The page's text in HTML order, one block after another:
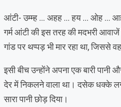
आंटी- उम्म्ह … अहह … हय … ओह …
गर्म आंटी की इस तरह की मदभरी
गांड पर थप्पड़ भी मार रहा था, जिससे
इसी बीच उन्होंने अपना एक बारी पानी
देर में निकलने वाला था। दसेक धक्के
सारा पानी छोड़ दिया।